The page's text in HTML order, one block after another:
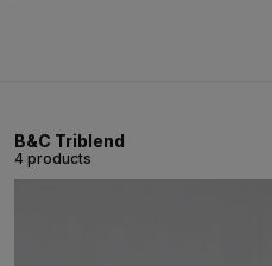
B&C Triblend
4 products